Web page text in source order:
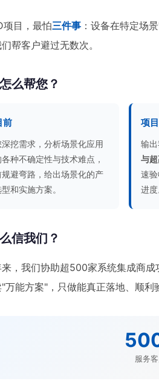
项目，最怕三件事 ：设备在特定场
帮客户避过无数次。
么帮您？
前
深挖需求，分析场景化应用
种不确定性与技术难点，
规避弯路，给出场景化的产
和实施方案。
项
输
与
速
进度
信我们？
，我们协助超500家系统集成商
万能方案"，只做能真正落地、顺利
服务